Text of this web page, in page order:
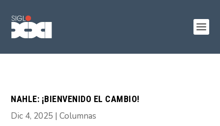
NAHLE: ¡BIENVENIDO EL CAMBIO!
Dic 4, 2025 |Columnas